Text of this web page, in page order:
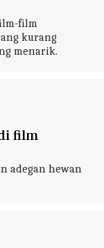
film
kurang
menarik.
film
adegan hewan